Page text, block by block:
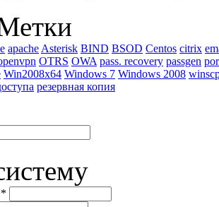
apacheAsterisk BIND BSOD Centos citrix
OTRS OWA pass. recovery passgen
Win2008x64 Windows 7 Windows 2008
резервная копия
*